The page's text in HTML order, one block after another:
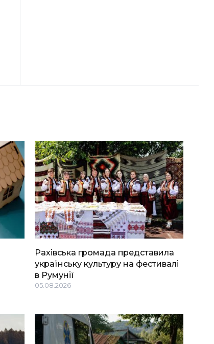
Рахівська громада представила
українську культуру на фестивалі
в Румунії
05.08.2026